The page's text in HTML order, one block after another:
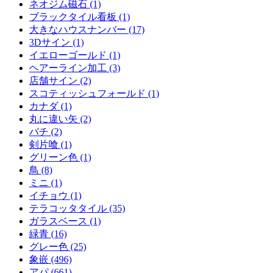
ネオジム磁石 (1)
ブラックタイル看板 (1)
大きなハウスナンバー (17)
3Dサイン (1)
イエローゴールド (1)
ヘアーライン加工 (3)
店舗サイン (2)
スコティッシュフォールド (1)
カナダ (1)
丸に違い矢 (2)
バチ (2)
剣片喰 (1)
グリーン色 (1)
鳥 (8)
ミニ (1)
イチョウ (1)
テラコッタタイル (35)
ガラスベース (1)
緑青 (16)
グレー色 (25)
象嵌 (496)